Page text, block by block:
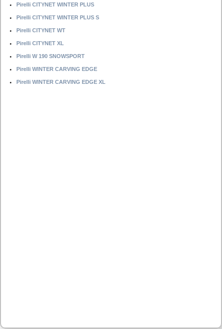
Pirelli CITYNET WINTER PLUS
Pirelli CITYNET WINTER PLUS S
Pirelli CITYNET WT
Pirelli CITYNET XL
Pirelli W 190 SNOWSPORT
Pirelli WINTER CARVING EDGE
Pirelli WINTER CARVING EDGE XL